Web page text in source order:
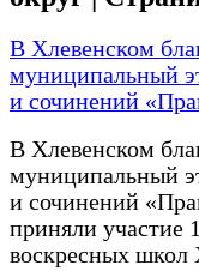
В Хлевенском
муниципальный
и сочинений
В Хлевенском
муниципальный
и сочинений
приняли участие
воскресных школ